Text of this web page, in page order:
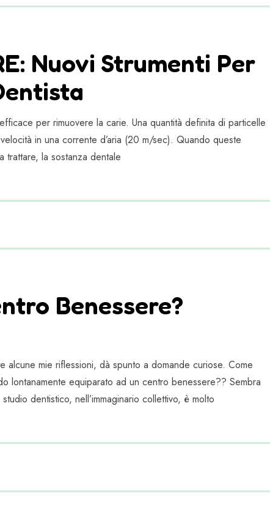
Nuovi Strumenti Per
per rimuovere la carie. Una quantità definita di particelle
in una corrente d’aria (20 m/sec). Quando queste
la sostanza dentale
Benessere?
mie riflessioni, dà spunto a domande curiose. Come
lontanamente equiparato ad un centro benessere?? Sembra
dentistico, nell’immaginario collettivo, è molto